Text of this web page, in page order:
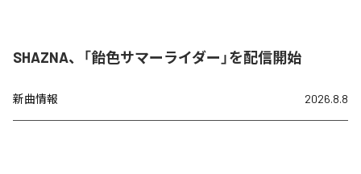
SHAZNA、「飴色サマーライダー」を配信開始
新曲情報 2026.8.8